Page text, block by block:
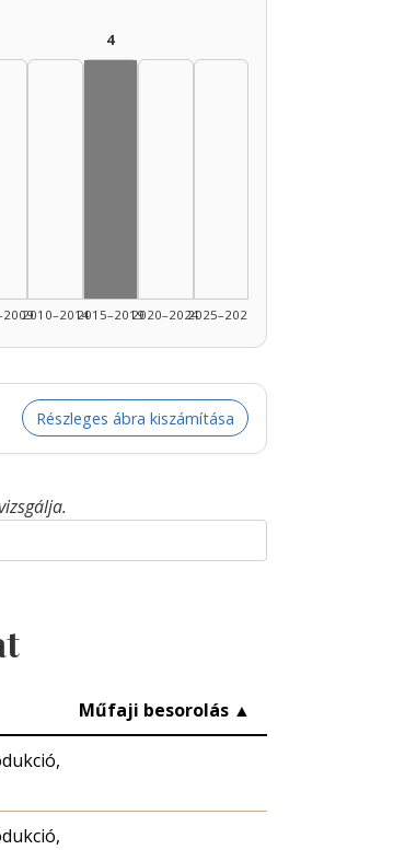
2010–2014
4
2015–20192020–20242025–2026
Részleges ábra kiszámítása
Műfaji besorolás ▲